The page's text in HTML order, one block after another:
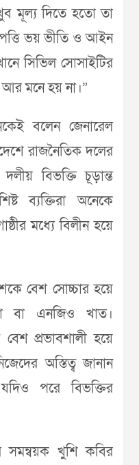
মূল্য দিতে হতো তা
ভয় ভীতি ও আইন
সিভিল সোসাইটির
মনে হয় না।”
বলেন জেনারেল
রাজনৈতিক দলের
বিভক্তি চূড়ান্ত
ব্যক্তিরা অনেকে
মধ্যে বিলীন হয়ে
বেশ সোচ্চার হয়ে
বা এনজিও খাত।
প্রভাবশালী হয়ে
অস্তিত্ব জানান
পরে বিভক্তির
সমন্বয়ক খুশি কবির